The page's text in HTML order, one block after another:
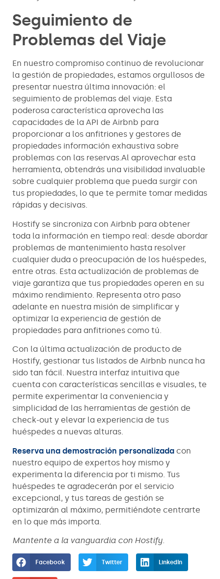
Seguimiento de
Problemas del Viaje
En nuestro compromiso continuo de revolucionar
la gestión de propiedades, estamos orgullosos de
presentar nuestra última innovación: el
seguimiento de problemas del viaje. Esta
poderosa característica aprovecha las
capacidades de la API de Airbnb para
proporcionar a los anfitriones y gestores de
propiedades información exhaustiva sobre
problemas con las reservas.Al aprovechar esta
herramienta, obtendrás una visibilidad invaluable
sobre cualquier problema que pueda surgir con
tus propiedades, lo que te permite tomar medidas
rápidas y decisivas.
Hostify se sincroniza con Airbnb para obtener
toda la información en tiempo real: desde abordar
problemas de mantenimiento hasta resolver
cualquier duda o preocupación de los huéspedes,
entre otras. Esta actualización de problemas de
viaje garantiza que tus propiedades operen en su
máximo rendimiento. Representa otro paso
adelante en nuestra misión de simplificar y
optimizar la experiencia de gestión de
propiedades para anfitriones como tú.
Con la última actualización de producto de
Hostify, gestionar tus listados de Airbnb nunca ha
sido tan fácil. Nuestra interfaz intuitiva que
cuenta con características sencillas e visuales, te
permite experimentar la conveniencia y
simplicidad de las herramientas de gestión de
check-out y elevar la experiencia de tus
huéspedes a nuevas alturas.
Reserva una demostración personalizada con
nuestro equipo de expertos hoy mismo y
experimenta la diferencia por ti mismo. Tus
huéspedes te agradecerán por el servicio
excepcional, y tus tareas de gestión se
optimizarán al máximo, permitiéndote centrarte
en lo que más importa.
Mantente a la vanguardia con Hostify.
Facebook Twitter LinkedIn